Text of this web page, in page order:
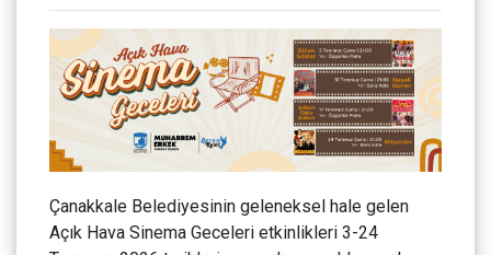
Çanakkale Belediyesinin geleneksel hale gelen
Açık Hava Sinema Geceleri etkinlikleri 3-24